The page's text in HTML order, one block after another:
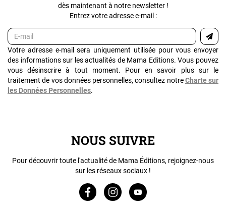
dès maintenant à notre newsletter !
Entrez votre adresse e-mail :
Votre adresse e-mail sera uniquement utilisée pour vous envoyer
des informations sur les actualités de Mama Editions. Vous pouvez
vous désinscrire à tout moment. Pour en savoir plus sur le
traitement de vos données personnelles, consultez notre Charte sur
les Données Personnelles.
NOUS SUIVRE
Pour découvrir toute l'actualité de Mama Éditions, rejoignez-nous
sur les réseaux sociaux !